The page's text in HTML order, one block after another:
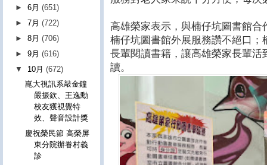
高雄榮家表示，與楠仔坑圖書館
楠仔坑圖書館外展服務讚不絕口
長輩閱讀書籍，讓高雄榮家長輩
讀。
►6月(651)
►7月(722)
►8月(706)
►9月(616)
▼ 10月(672)
崑大視訊系敲金鐘
嚴振欽、王逸勳
校友獲視覺特
效、聲音設計獎
慶祝榮民節 高榮屏
東分院辦眷村義
診